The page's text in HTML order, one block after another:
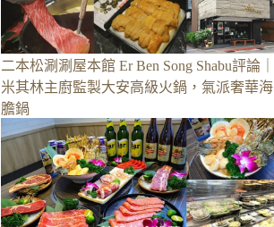
二本松涮涮屋本館 Er Ben Song Shabu評論｜
米其林主廚監製大安高級火鍋，氣派奢華海
膽鍋